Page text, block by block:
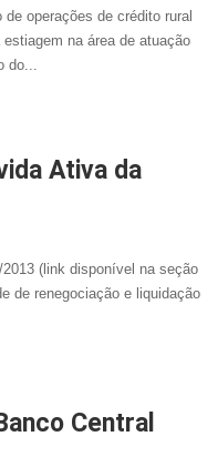
operações de crédito rural
na área de atuação
Ativa da
(link disponível na seção
de renegociação e liquidação
Central